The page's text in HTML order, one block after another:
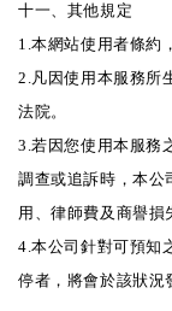
十一、其他規定
1.本網站使用者條約
2.凡因使用本服務所
法院。
3.若因您使用本服務
調查或追訴時，本公
用、律師費及商譽損
4.本公司針對可預知
停者，將會於該狀況